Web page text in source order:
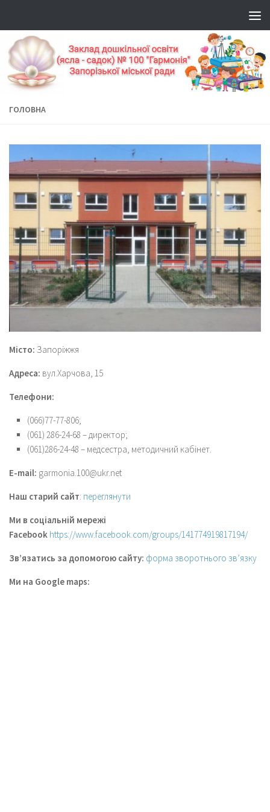
ГОЛОВНА
Місто: Запоріжжя
Адреса: вул.Харчова, 15
Телефони:
(066)77-77-806;
(061) 286-24-68 – директор;
(061)286-24-48 – медсестра, методичний кабінет.
E-mail: garmonia.100@ukr.net
Наш старий сайт: переглянути
Ми в соціальній мережі
Facebook https://www.facebook.com/groups/141774919817194/
Зв’язатись за допомогою сайту: форма зворотнього зв’язку
Ми на Google maps: